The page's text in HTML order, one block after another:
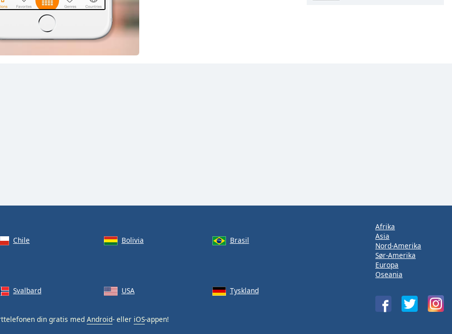
Radio La Noventera
hits
Radio Nueva Q
Chile Bolivia
Brasil
Svalbard USA Tyskland
din gratis med Android- eller iOS-appen!
Afrika
Asia
Nord-Amerika
Sør-Amerika
Europa
Oseania